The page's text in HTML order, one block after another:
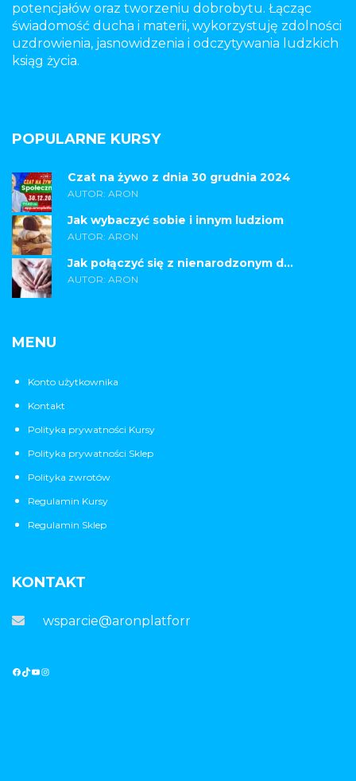
potencjałów oraz tworzeniu dobrobytu. Łącząc
świadomość ducha i materii, wykorzystuję zdolności
uzdrowienia, jasnowidzenia i odczytywania ludzkich
ksiąg życia.
POPULARNE KURSY
Czat na żywo z dnia 30 grudnia 2024
AUTOR: ARON
Jak wybaczyć sobie i innym ludziom
AUTOR: ARON
Jak połączyć się z nienarodzonym d...
AUTOR: ARON
MENU
Konto użytkownika
Kontakt
Polityka prywatności Kursy
Polityka prywatności Sklep
Polityka zwrotów
Regulamin Kursy
Regulamin Sklep
KONTAKT
wsparcie@aronplatforma.pl